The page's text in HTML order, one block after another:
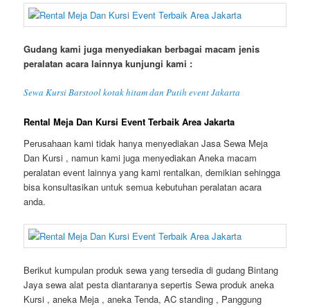
Gudang kami juga menyediakan berbagai macam jenis
peralatan acara lainnya kunjungi kami :
Sewa Kursi Barstool kotak hitam dan Putih event Jakarta
Rental Meja Dan Kursi Event Terbaik Area Jakarta
Perusahaan kami tidak hanya menyediakan Jasa Sewa Meja
Dan Kursi , namun kami juga menyediakan Aneka macam
peralatan event lainnya yang kami rentalkan, demikian sehingga
bisa konsultasikan untuk semua kebutuhan peralatan acara
anda.
Berikut kumpulan produk sewa yang tersedia di gudang Bintang
Jaya sewa alat pesta diantaranya sepertis Sewa produk aneka
Kursi , aneka Meja , aneka Tenda, AC standing , Panggung